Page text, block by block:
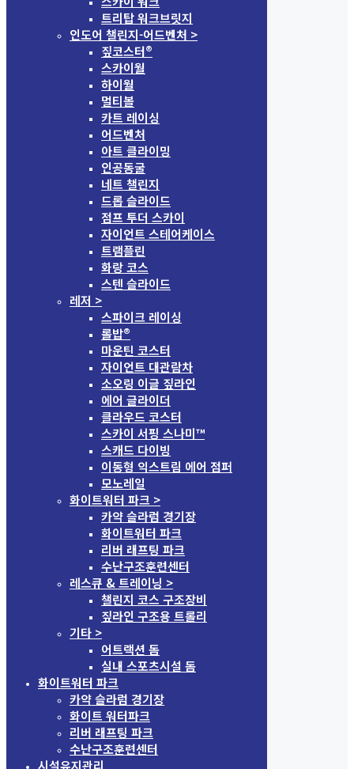
트리탑 워크브릿지
인도어 챌린지-어드벤처 >
짚코스터®
스카이월
하이월
멀티볼
카트 레이싱
어드벤처
아트 클라이밍
인공동굴
네트 챌린지
드롭 슬라이드
점프 투더 스카이
자이언트 스테어케이스
트램플린
화랑 코스
스텐 슬라이드
레저 >
스파이크 레이싱
롤밥®
마운틴 코스터
자이언트 대관람차
소오링 이글 짚라인
에어 글라이더
클라우드 코스터
스카이 서핑 스나미™
스캐드 다이빙
이동형 익스트림 에어 점퍼
모노레일
화이트워터 파크 >
카약 슬라럼 경기장
화이트워터 파크
리버 래프팅 파크
수난구조훈련센터
레스큐 & 트레이닝 >
챌린지 코스 구조장비
짚라인 구조용 트롤리
기타 >
어트랙션 돔
실내 스포츠시설 돔
화이트워터 파크
카약 슬라럼 경기장
화이트 워터파크
리버 래프팅 파크
수난구조훈련센터
시설유지관리